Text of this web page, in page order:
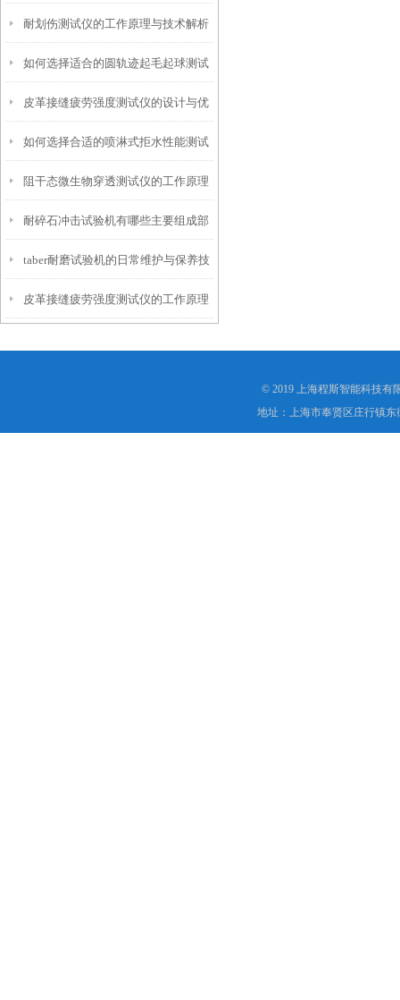
耐划伤测试仪的工作原理与技术解析
如何选择适合的圆轨迹起毛起球测试
仪？
皮革接缝疲劳强度测试仪的设计与优
化
如何选择合适的喷淋式拒水性能测试
仪
阻干态微生物穿透测试仪的工作原理
解析
耐碎石冲击试验机有哪些主要组成部
分？
taber耐磨试验机的日常维护与保养技
巧
皮革接缝疲劳强度测试仪的工作原理
© 2019 上海程斯智能科技有
地址：上海市奉贤区庄行镇东